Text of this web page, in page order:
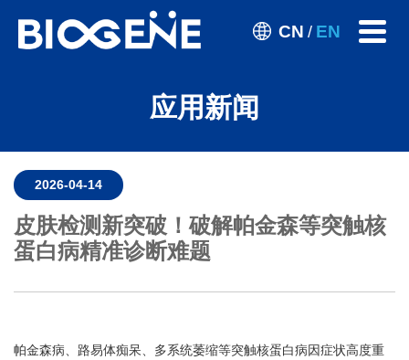
CN / EN
应用新闻
2026-04-14
皮肤检测新突破！破解帕金森等突触核
蛋白病精准诊断难题
帕金森病、路易体痴呆、多系统萎缩等突触核蛋白病因症状高度重